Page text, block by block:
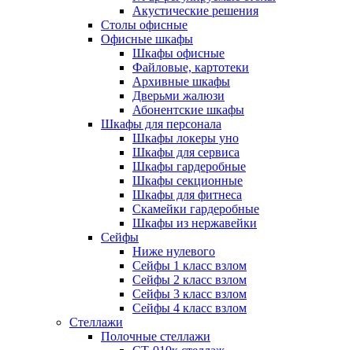
Акустические решения
Столы офисные
Офисные шкафы
Шкафы офисные
Файловые, картотеки
Архивные шкафы
Дверьми жалюзи
Абонентские шкафы
Шкафы для персонала
Шкафы локеры уно
Шкафы для сервиса
Шкафы гардеробные
Шкафы секционные
Шкафы для фитнеса
Скамейки гардеробные
Шкафы из нержавейки
Сейфы
Ниже нулевого
Сейфы 1 класс взлом
Сейфы 2 класс взлом
Сейфы 3 класс взлом
Сейфы 4 класс взлом
Стеллажи
Полочные стеллажи